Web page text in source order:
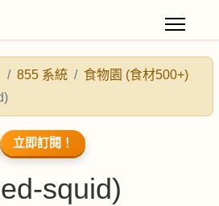
855 系統
食物園 (食材500+)
立即訂閱！
squid)